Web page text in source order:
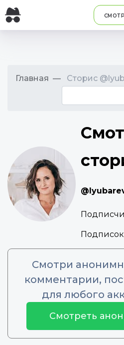
Главная Сторис
Смотри
комментарии,
для любого
Смотреть